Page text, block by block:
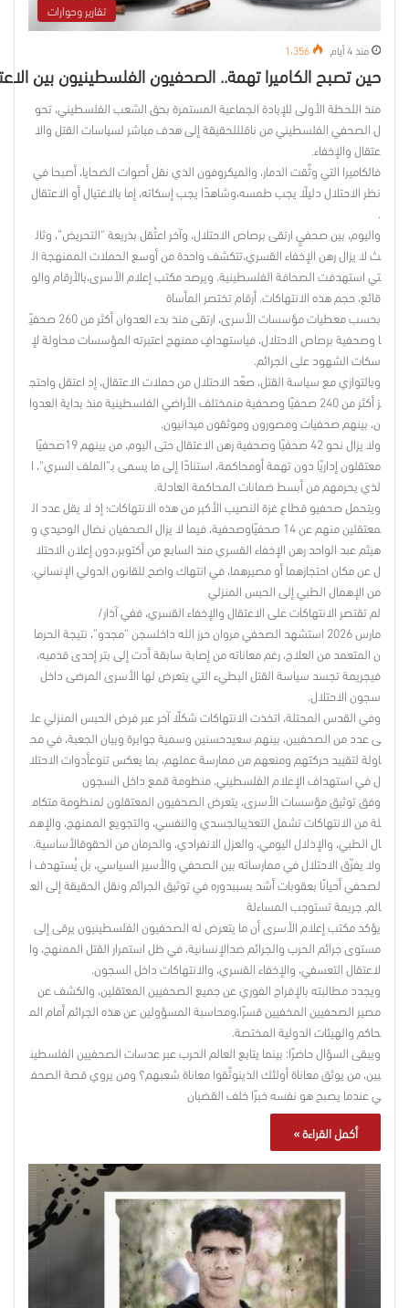
تقارير وحوارات
منذ 4 أيام 1٬356
حين تصبح الكاميرا تهمة.. الصحفيون الفلسطينيون بين
منذ اللحظة الأولى للإبادة الجماعية المستمرة بحق الشعب الفلسطيني، تحو
ل الصحفي الفلسطيني من ناقلللحقيقة إلى هدف مباشر لسياسات القتل والا
عتقال والإخفاء.
فالكاميرا التي وثّقت الدمار، والميكروفون الذي نقل أصوات الضحايا، أصبحا في
نظر الاحتلال دليلًا يجب طمسه،وشاهدًا يجب إسكاته، إما بالاغتيال أو الاعتقال
.
واليوم، بين صحفيٍ ارتقى برصاص الاحتلال، وآخر اعتُقل بذريعة “التحريض”، وثال
ث لا يزال رهن الإخفاء القسري،تتكشف واحدة من أوسع الحملات الممنهجة ال
تي استهدفت الصحافة الفلسطينية. ويرصد مكتب إعلام الأسرى،بالأرقام والو
قائع، حجم هذه الانتهاكات. أرقام تختصر المأساة
بحسب معطيات مؤسسات الأسرى، ارتقى منذ بدء العدوان أكثر من 260 صحفيً
ا وصحفية برصاص الاحتلال، فياستهدافٍ ممنهج اعتبرته المؤسسات محاولة لإ
سكات الشهود على الجرائم.
وبالتوازي مع سياسة القتل، صعّد الاحتلال من حملات الاعتقال، إذ اعتقل واحتج
ز أكثر من 240 صحفيًا وصحفية منمختلف الأراضي الفلسطينية منذ بداية العدوا
ن، بينهم صحفيات ومصورون وموثقون ميدانيون.
ولا يزال نحو 42 صحفيًا وصحفية رهن الاعتقال حتى اليوم، من بينهم 19صحفيًا
معتقلون إداريًا دون تهمة أومحاكمة، استنادًا إلى ما يسمى بـ”الملف السري”، ا
لذي يحرمهم من أبسط ضمانات المحاكمة العادلة.
ويتحمل صحفيو قطاع غزة النصيب الأكبر من هذه الانتهاكات؛ إذ لا يقل عدد ال
معتقلين منهم عن 14 صحفيًاوصحفية، فيما لا يزال الصحفيان نضال الوحيدي و
هيثم عبد الواحد رهن الإخفاء القسري منذ السابع من أكتوبر،دون إعلان الاحتلا
ل عن مكان احتجازهما أو مصيرهما، في انتهاك واضح للقانون الدولي الإنساني.
من الإهمال الطبي إلى الحبس المنزلي
لم تقتصر الانتهاكات على الاعتقال والإخفاء القسري، ففي آذار/
مارس 2026 استشهد الصحفي مروان حرز الله داخلسجن “مجدو”، نتيجة الحرما
ن المتعمد من العلاج، رغم معاناته من إصابة سابقة أدت إلى بتر إحدى قدميه،
فيجريمة تجسد سياسة القتل البطيء التي يتعرض لها الأسرى المرضى داخل
سجون الاحتلال.
وفي القدس المحتلة، اتخذت الانتهاكات شكلًا آخر عبر فرض الحبس المنزلي عل
ى عدد من الصحفيين، بينهم سعيدحسنين وسمية جوابرة وبيان الجعبة، في مح
اولة لتقييد حركتهم ومنعهم من ممارسة عملهم، بما يعكس تنوعأدوات الاحتلا
ل في استهداف الإعلام الفلسطيني. منظومة قمع داخل السجون
وفق توثيق مؤسسات الأسرى، يتعرض الصحفيون المعتقلون لمنظومة متكام
لة من الانتهاكات تشمل التعذيبالجسدي والنفسي، والتجويع الممنهج، والإهم
ال الطبي، والإذلال اليومي، والعزل الانفرادي، والحرمان من الحقوقالأساسية.
ولا يفرّق الاحتلال في ممارساته بين الصحفي والأسير السياسي، بل يُستهدف ا
لصحفي أحيانًا بعقوبات أشد بسببدوره في توثيق الجرائم ونقل الحقيقة إلى الع
الم. جريمة تستوجب المساءلة
يؤكد مكتب إعلام الأسرى أن ما يتعرض له الصحفيون الفلسطينيون يرقى إلى
مستوى جرائم الحرب والجرائم ضدالإنسانية، في ظل استمرار القتل الممنهج، وا
لاعتقال التعسفي، والإخفاء القسري، والانتهاكات داخل السجون.
ويجدد مطالبته بالإفراج الفوري عن جميع الصحفيين المعتقلين، والكشف عن
مصير الصحفيين المخفيين قسرًا،ومحاسبة المسؤولين عن هذه الجرائم أمام الم
حاكم والهيئات الدولية المختصة.
ويبقى السؤال حاضرًا: بينما يتابع العالم الحرب عبر عدسات الصحفيين الفلسطين
يين، من يوثق معاناة أولئك الذينوثّقوا معاناة شعبهم؟ ومن يروي قصة الصحف
ي عندما يصبح هو نفسه خبرًا خلف القضبان
أكمل القراءة »